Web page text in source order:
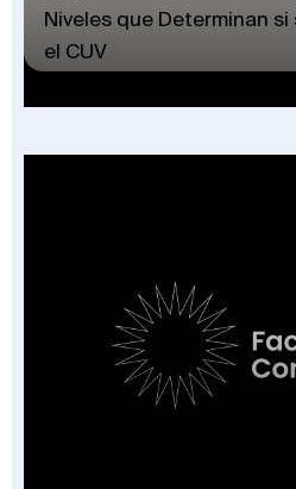
Niveles que Determinan
el CUV